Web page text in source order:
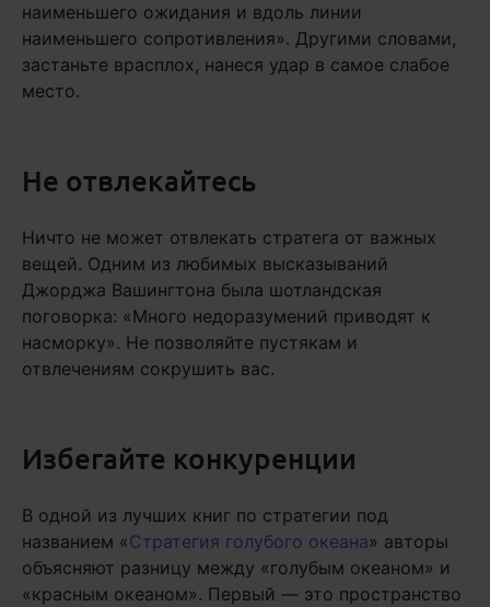
наименьшего ожидания и вдоль линии
наименьшего сопротивления». Другими словами,
застаньте врасплох, нанеся удар в самое слабое
место.
Не отвлекайтесь
Ничто не может отвлекать стратега от важных
вещей. Одним из любимых высказываний
Джорджа Вашингтона была шотландская
поговорка: «Много недоразумений приводят к
насморку». Не позволяйте пустякам и
отвлечениям сокрушить вас.
Избегайте конкуренции
В одной из лучших книг по стратегии под
названием «Стратегия голубого океана» авторы
объясняют разницу между «голубым океаном» и
«красным океаном». Первый — это пространство